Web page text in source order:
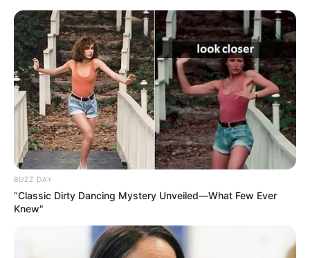
BUZZ DAY
“Classic Dirty Dancing Mystery Unveiled—What Few Ever
Knew"